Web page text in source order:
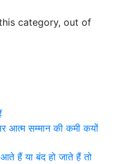
category, out of
आत्म सम्मान की कमी कयों
हैं या बंद हो जाते हैं तो